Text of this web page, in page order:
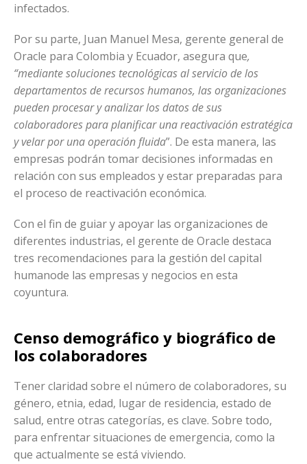
infectados.
Por su parte, Juan Manuel Mesa, gerente general de
Oracle para Colombia y Ecuador, asegura que,
“mediante soluciones tecnológicas al servicio de los
departamentos de recursos humanos, las organizaciones
pueden procesar y analizar los datos de sus
colaboradores para planificar una reactivación estratégica
y velar por una operación fluida”. De esta manera, las
empresas podrán tomar decisiones informadas en
relación con sus empleados y estar preparadas para
el proceso de reactivación económica.
Con el fin de guiar y apoyar las organizaciones de
diferentes industrias, el gerente de Oracle destaca
tres recomendaciones para la gestión del capital
humanode las empresas y negocios en esta
coyuntura.
Censo demográfico y biográfico de
los colaboradores
Tener claridad sobre el número de colaboradores, su
género, etnia, edad, lugar de residencia, estado de
salud, entre otras categorías, es clave. Sobre todo,
para enfrentar situaciones de emergencia, como la
que actualmente se está viviendo.